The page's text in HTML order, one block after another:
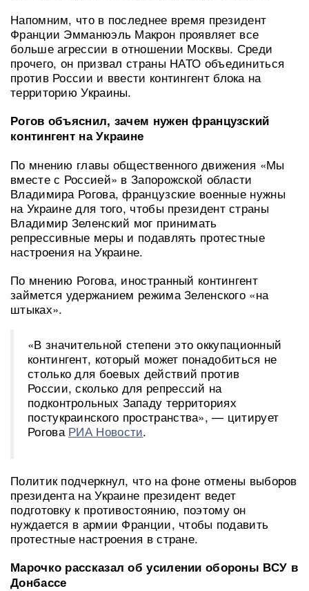
Напомним, что в последнее время президент
Франции Эмманюэль Макрон проявляет все
больше агрессии в отношении Москвы. Среди
прочего, он призвал страны НАТО объединиться
против России и ввести контингент блока на
территорию Украины.
Рогов объяснил, зачем нужен французский
контингент на Украине
По мнению главы общественного движения «Мы
вместе с Россией» в Запорожской области
Владимира Рогова, французские военные нужны
на Украине для того, чтобы президент страны
Владимир Зеленский мог принимать
репрессивные меры и подавлять протестные
настроения на Украине.
По мнению Рогова, иностранный контингент
займется удержанием режима Зеленского «на
штыках».
«В значительной степени это оккупационный
контингент, который может понадобиться не
столько для боевых действий против
России, сколько для репрессий на
подконтрольных Западу территориях
постукраинского пространства», — цитирует
Рогова РИА Новости.
Политик подчеркнул, что на фоне отмены выборов
президента на Украине президент ведет
подготовку к противостоянию, поэтому он
нуждается в армии Франции, чтобы подавить
протестные настроения в стране.
Марочко рассказал об усилении обороны ВСУ в
Донбассе